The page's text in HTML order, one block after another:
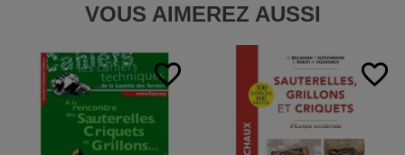
VOUS AIMEREZ AUSSI
favorite_border favorite_border